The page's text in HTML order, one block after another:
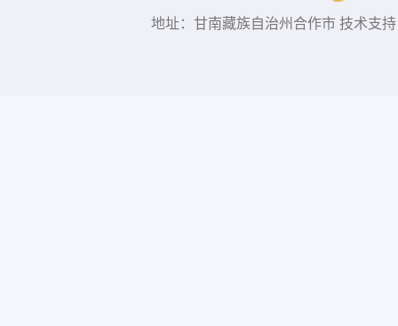
地址：甘南藏族自治州合作市 技术支